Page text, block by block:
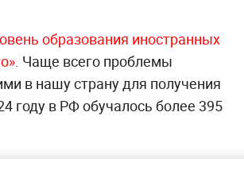
образования иностранных
. Чаще всего проблемы
в нашу страну для получения
году в РФ обучалось более 395